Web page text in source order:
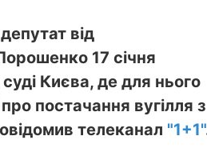
від
17 січня
Києва, де для нього
постачання вугілля з
телеканал "1+1"